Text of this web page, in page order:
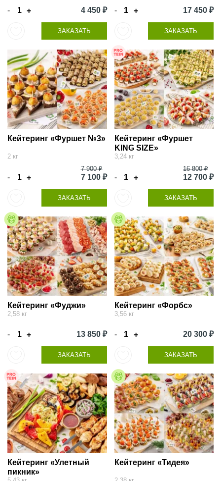
- + 4 450 ₽
ЗАКАЗАТЬ
- + 17 450 ₽
ЗАКАЗАТЬ
Кейтеринг «Фуршет №3»
2 кг
- +
7 900 ₽
7 100 ₽
ЗАКАЗАТЬ
Кейтеринг «Фуршет
KING SIZE»
3,24 кг
- +
16 800 ₽
12 700 ₽
ЗАКАЗАТЬ
Кейтеринг «Фуджи»
2,58 кг
- + 13 850 ₽
ЗАКАЗАТЬ
Кейтеринг «Форбс»
3,56 кг
- + 20 300 ₽
ЗАКАЗАТЬ
Кейтеринг «Улетный
пикник»
Кейтеринг «Тидея»